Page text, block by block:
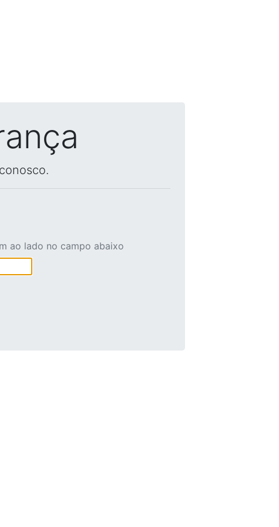
ao lado no campo abaixo